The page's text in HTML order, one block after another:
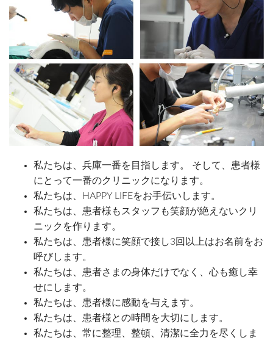
私たちは、兵庫一番を目指します。 そして、患者様
にとって一番のクリニックになります。
私たちは、HAPPY LIFEをお手伝いします。
私たちは、患者様もスタッフも笑顔が絶えないクリ
ニックを作ります。
私たちは、患者様に笑顔で接し3回以上はお名前をお
呼びします。
私たちは、患者さまの身体だけでなく、心も癒し幸
せにします。
私たちは、患者様に感動を与えます。
私たちは、患者様との時間を大切にします。
私たちは、常に整理、整頓、清潔に全力を尽くしま